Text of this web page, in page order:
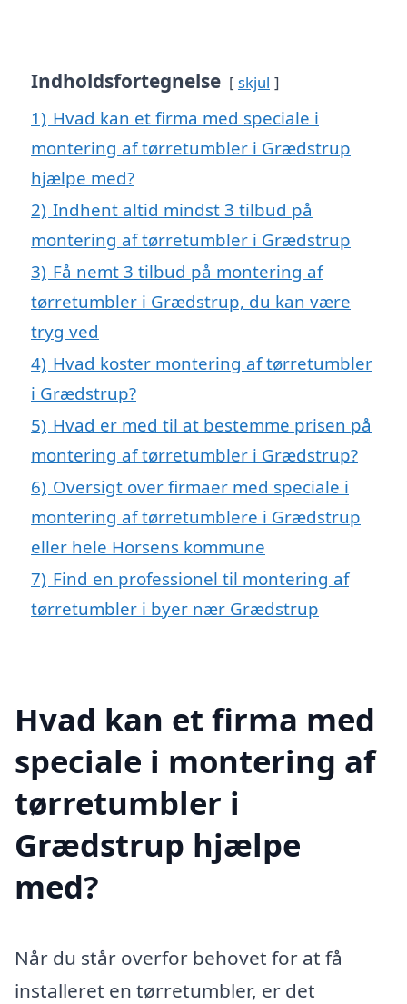
Indholdsfortegnelse skjul
1) Hvad kan et firma med speciale i
montering af tørretumbler i Grædstrup
hjælpe med?
2) Indhent altid mindst 3 tilbud på
montering af tørretumbler i Grædstrup
3) Få nemt 3 tilbud på montering af
tørretumbler i Grædstrup, du kan være
tryg ved
4) Hvad koster montering af tørretumbler
i Grædstrup?
5) Hvad er med til at bestemme prisen på
montering af tørretumbler i Grædstrup?
6) Oversigt over firmaer med speciale i
montering af tørretumblere i Grædstrup
eller hele Horsens kommune
7) Find en professionel til montering af
tørretumbler i byer nær Grædstrup
Hvad kan et firma med
speciale i montering af
tørretumbler i
Grædstrup hjælpe
med?
Når du står overfor behovet for at få
installeret en tørretumbler, er det